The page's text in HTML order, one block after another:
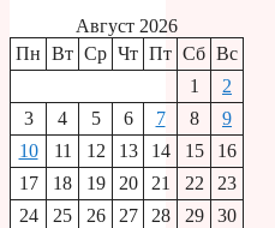
Август 2026
Пн Вт Ср Чт Пт Сб Вс
1
2
3
4 5 6 7 8
9
10
11 12 13 14 15
16
17
18 19 20 21 22
23
24
25 26 27 28 29
30